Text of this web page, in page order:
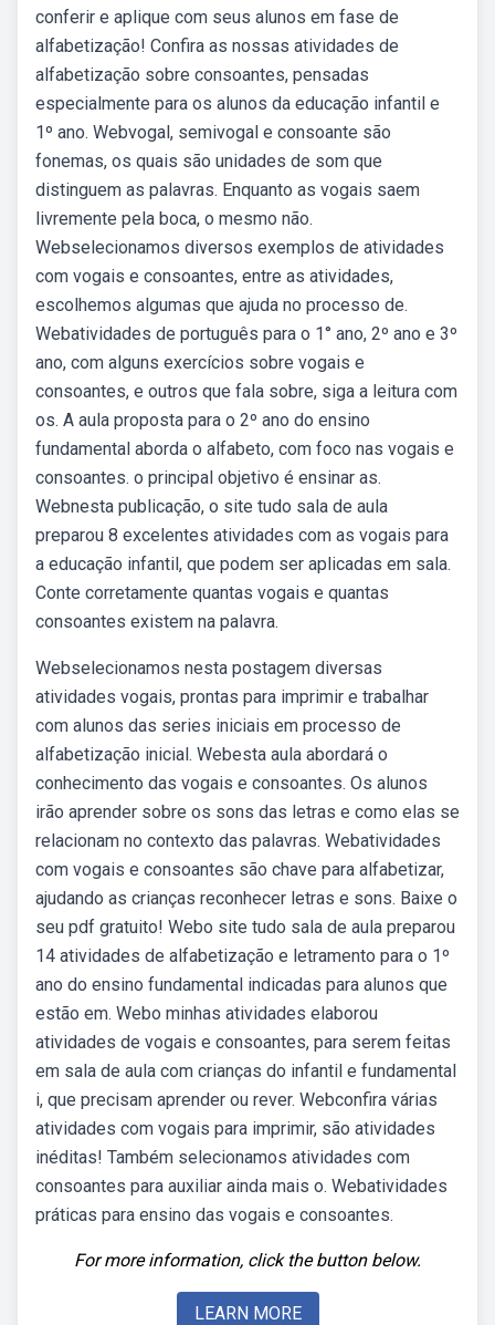
conferir e aplique com seus alunos em fase de
alfabetização! Confira as nossas atividades de
alfabetização sobre consoantes, pensadas
especialmente para os alunos da educação infantil e
1º ano. Webvogal, semivogal e consoante são
fonemas, os quais são unidades de som que
distinguem as palavras. Enquanto as vogais saem
livremente pela boca, o mesmo não.
Webselecionamos diversos exemplos de atividades
com vogais e consoantes, entre as atividades,
escolhemos algumas que ajuda no processo de.
Webatividades de português para o 1° ano, 2º ano e 3º
ano, com alguns exercícios sobre vogais e
consoantes, e outros que fala sobre, siga a leitura com
os. A aula proposta para o 2º ano do ensino
fundamental aborda o alfabeto, com foco nas vogais e
consoantes. o principal objetivo é ensinar as.
Webnesta publicação, o site tudo sala de aula
preparou 8 excelentes atividades com as vogais para
a educação infantil, que podem ser aplicadas em sala.
Conte corretamente quantas vogais e quantas
consoantes existem na palavra.
Webselecionamos nesta postagem diversas
atividades vogais, prontas para imprimir e trabalhar
com alunos das series iniciais em processo de
alfabetização inicial. Webesta aula abordará o
conhecimento das vogais e consoantes. Os alunos
irão aprender sobre os sons das letras e como elas se
relacionam no contexto das palavras. Webatividades
com vogais e consoantes são chave para alfabetizar,
ajudando as crianças reconhecer letras e sons. Baixe o
seu pdf gratuito! Webo site tudo sala de aula preparou
14 atividades de alfabetização e letramento para o 1º
ano do ensino fundamental indicadas para alunos que
estão em. Webo minhas atividades elaborou
atividades de vogais e consoantes, para serem feitas
em sala de aula com crianças do infantil e fundamental
i, que precisam aprender ou rever. Webconfira várias
atividades com vogais para imprimir, são atividades
inéditas! Também selecionamos atividades com
consoantes para auxiliar ainda mais o. Webatividades
práticas para ensino das vogais e consoantes.
For more information, click the button below.
LEARN MORE